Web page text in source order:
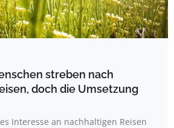
streben nach
doch die Umsetzung
Interesse an nachhaltigen Reisen